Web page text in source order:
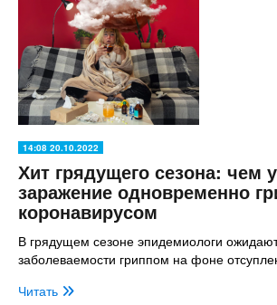
14:08 20.10.2022
Хит грядущего сезона: чем
заражение одновременно
коронавирусом
В грядущем сезоне эпидемиологи
заболеваемости гриппом на фоне
Читать